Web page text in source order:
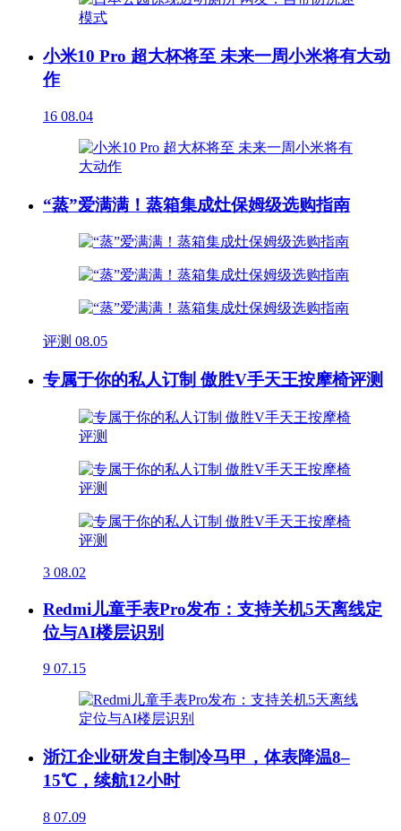
小米10 Pro 超大杯将至 未来一周小米将有大动
作
16 08.04
“蒸”爱满满！蒸箱集成灶保姆级选购指南
评测 08.05
专属于你的私人订制 傲胜V手天王按摩椅评测
3 08.02
Redmi儿童手表Pro发布：支持关机5天离线定
位与AI楼层识别
9 07.15
浙江企业研发自主制冷马甲，体表降温8–
15℃，续航12小时
8 07.09